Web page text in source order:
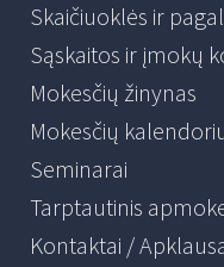
Skaičiuoklės ir
Sąskaitos ir įmokų
Mokesčių žinynas
Mokesčių
Seminarai
Tarptautinis
Kontaktai /